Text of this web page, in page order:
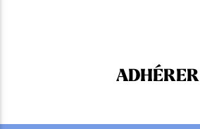
ADHÉRER